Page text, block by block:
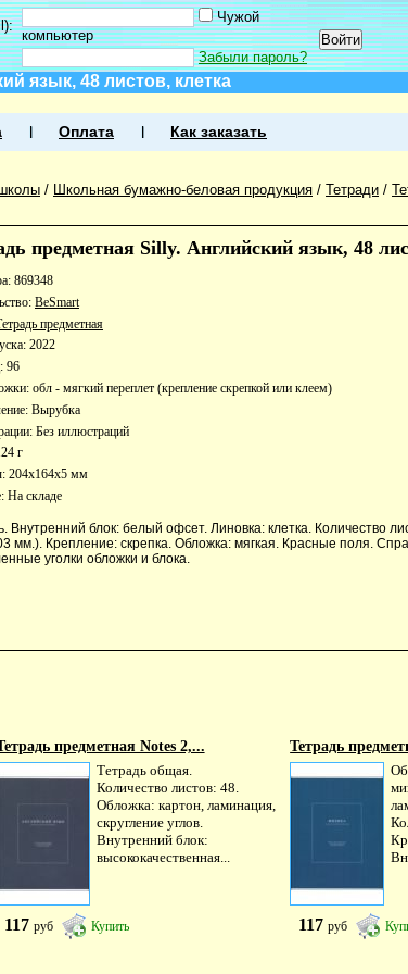
Чужой
компьютер
Забыли пароль?
язык, 48 листов, клетка
Оплата Как заказать
/ Школьная бумажно-беловая продукция / Тетради /
предметная Silly. Английский язык, 48
869348
BeSmart
предметная
2022
96
обл - мягкий переплет (крепление скрепкой или клеем)
Вырубка
Без иллюстраций
г
204x164x5 мм
На складе
Внутренний блок: белый офсет. Линовка: клетка. Количество
мм.). Крепление: скрепка. Обложка: мягкая. Красные поля.
уголки обложки и блока.
предметная Notes 2,...
Тетрадь общая.
Количество листов: 48.
Обложка: картон, ламинация,
скругление углов.
Внутренний блок:
высококачественная...
117 руб Купить
Тетрадь
117руб